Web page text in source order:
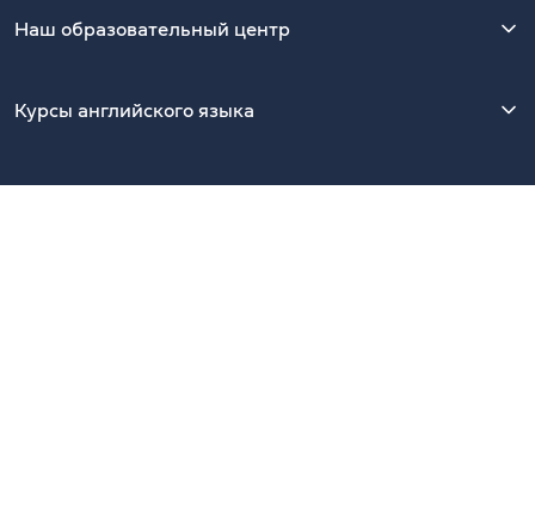
Наш образовательный центр
Курсы английского языка
Контакты